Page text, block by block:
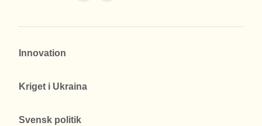
Innovation
Kriget i Ukraina
Svensk politik